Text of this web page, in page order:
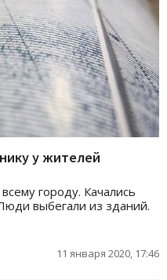
у жителей
городу. Качались
выбегали из зданий.
11 января 2020, 17:46